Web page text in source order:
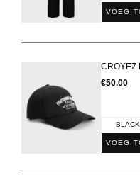
VOEG
CROYEZ
€50.00
VOEG